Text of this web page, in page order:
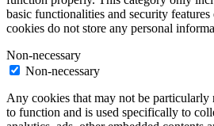
basic functionalities and security
cookies do not store any personal
Non-necessary
Non-necessary
Any cookies that may not be particularly
to function and is used specifically to